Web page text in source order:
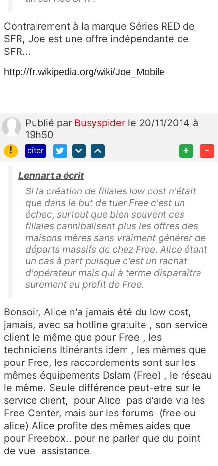
Contrairement à la marque Séries RED de
SFR, Joe est une offre indépendante de
SFR...
http://fr.wikipedia.org/wiki/Joe_Mobile
Publié par Busyspider le 20/11/2014 à
19h50
!
citer + -
Lennart a écrit
Si la création de filiales low cost n'était
que dans le but de tuer Free c'est un
échec, surtout que bien souvent ces
filiales cannibalisent plus les offres des
maisons mères sans vraiment générer de
départs massifs de chez Free. Alice étant
un cas à part puisque c'est un rachat
d'opérateur mais qui à terme disparaîtra
surement au profit de Free.
Bonsoir, Alice n'a jamais été du low cost,
jamais, avec sa hotline gratuite , son service
client le même que pour Free , les
techniciens Itinérants idem , les mêmes que
pour Free, les raccordements sont sur les
mêmes équipements Dslam (Free) , le réseau
le même. Seule différence peut-etre sur le
service client, pour Alice pas d'aide via les
Free Center, mais sur les forums (free ou
alice) Alice profite des mêmes aides que
pour Freebox.. pour ne parler que du point
de vue assistance.